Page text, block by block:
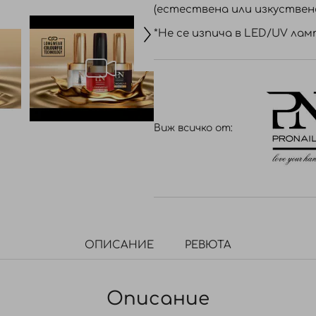
(естествена или
*Не се изпича в LED/UV
Виж всичко от:
ОПИСАНИЕ РЕВЮТА
Описание